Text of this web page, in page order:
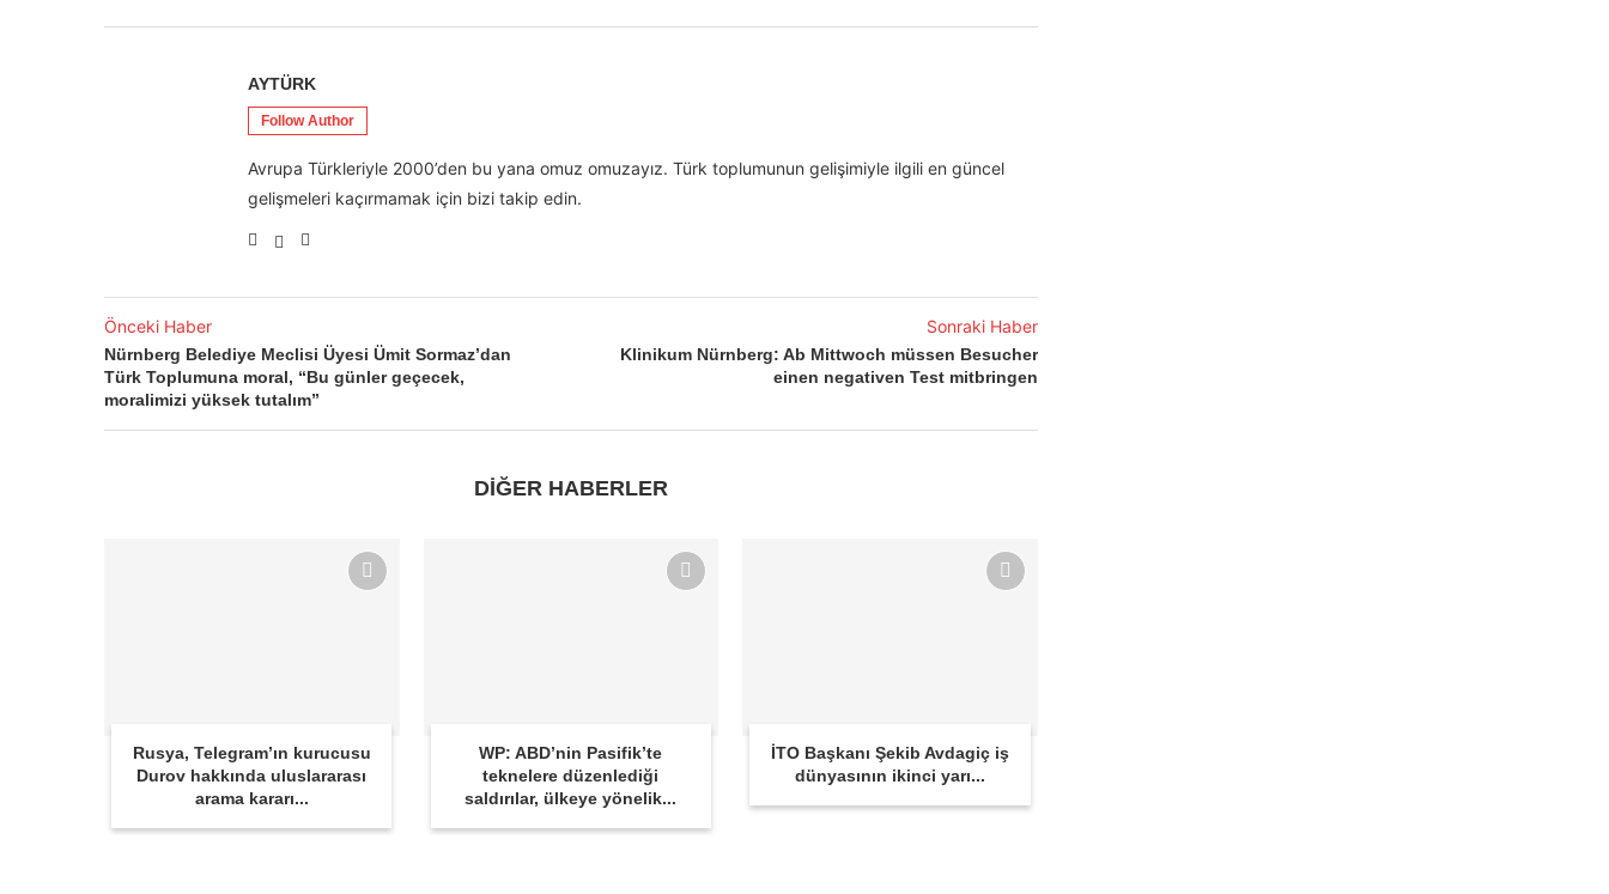
AYTÜRK
Follow Author
Avrupa Türkleriyle 2000’den bu yana omuz omuzayız. Türk toplumunun gelişimiyle ilgili en güncel
gelişmeleri kaçırmamak için bizi takip edin.
Önceki Haber
Nürnberg Belediye Meclisi Üyesi Ümit Sormaz’dan
Türk Toplumuna moral, “Bu günler geçecek,
moralimizi yüksek tutalım”
Sonraki Haber
Klinikum Nürnberg: Ab Mittwoch müssen Besucher
einen negativen Test mitbringen
DİĞER HABERLER
Rusya, Telegram’ın kurucusu
Durov hakkında uluslararası
arama kararı...
WP: ABD’nin Pasifik’te
teknelere düzenlediği
saldırılar, ülkeye yönelik...
İTO Başkanı Şekib Avdagiç iş
dünyasının ikinci yarı...